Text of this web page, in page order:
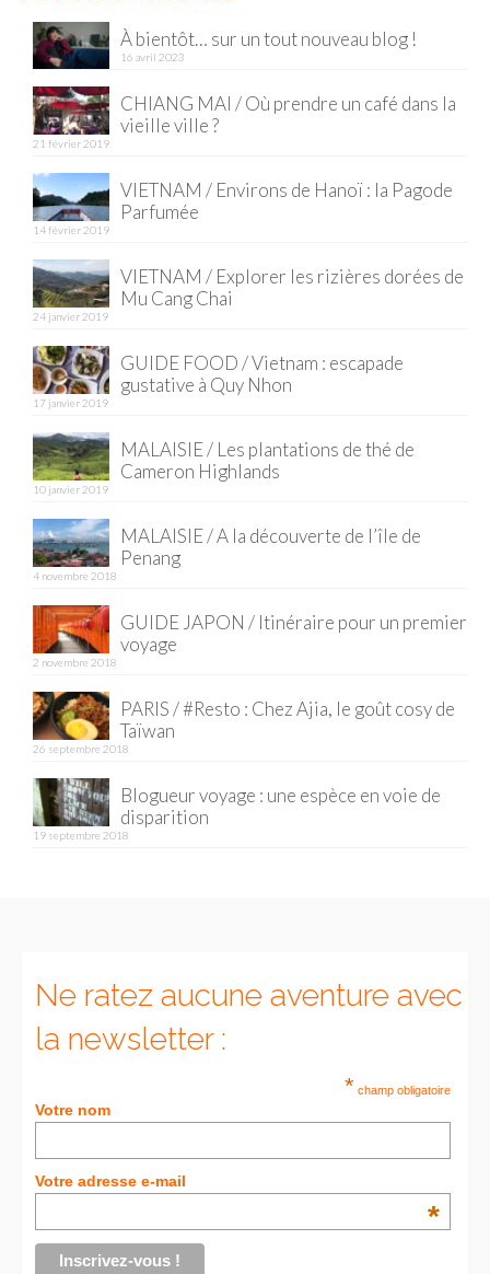
Vietnam
Baie d’Halong
Hanoi
Mai Chau
Ninh Binh
EUROPE
La Réunion
Poitou
Savoie
Allemagne
Munich
Lisbonne
Royaume-Uni
– Berlin
– Munich
À bientôt… sur un tout nouveau blog !
16 avril 2023
CHIANG MAI / Où prendre un café dans la
vieille ville ?
21 février 2019
VIETNAM / Environs de Hanoï : la Pagode
Parfumée
14 février 2019
VIETNAM / Explorer les rizières dorées de
Mu Cang Chai
24 janvier 2019
GUIDE FOOD / Vietnam : escapade
gustative à Quy Nhon
17 janvier 2019
MALAISIE / Les plantations de thé de
Cameron Highlands
10 janvier 2019
MALAISIE / A la découverte de l’île de
Penang
4 novembre 2018
GUIDE JAPON / Itinéraire pour un premier
voyage
2 novembre 2018
PARIS / #Resto : Chez Ajia, le goût cosy de
Taïwan
26 septembre 2018
Blogueur voyage : une espèce en voie de
disparition
19 septembre 2018
Ne ratez aucune aventure avec
la newsletter :
* champ obligatoire
Votre nom
Votre adresse e-mail
*